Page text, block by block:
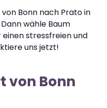
Bonn nach Prato in
wähle Baum
einen stressfreien und
uns jetzt!
von Bonn